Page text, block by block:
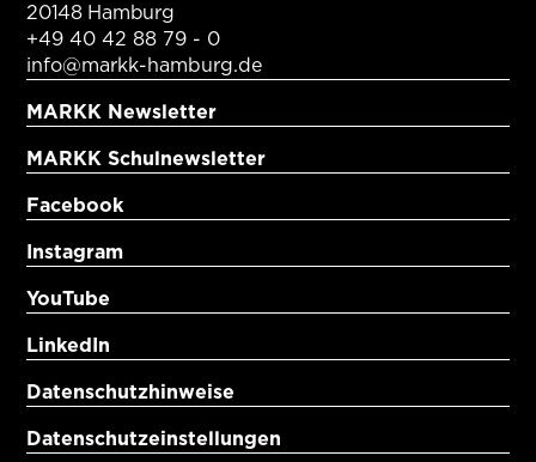
20148 Hamburg
+49 40 42 88 79 - 0
info@markk-hamburg.de
MARKK Newsletter
MARKK Schulnewsletter
Facebook
Instagram
YouTube
LinkedIn
Datenschutzhinweise
Datenschutzeinstellungen